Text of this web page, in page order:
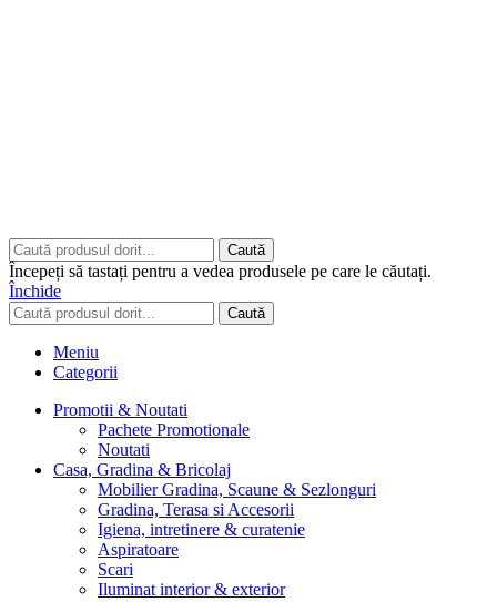
Caută
Începeți să tastați pentru a vedea produsele pe care le căutați.
Închide
Caută
Meniu
Categorii
Promotii & Noutati
Pachete Promotionale
Noutati
Casa, Gradina & Bricolaj
Mobilier Gradina, Scaune & Sezlonguri
Gradina, Terasa si Accesorii
Igiena, intretinere & curatenie
Aspiratoare
Scari
Iluminat interior & exterior